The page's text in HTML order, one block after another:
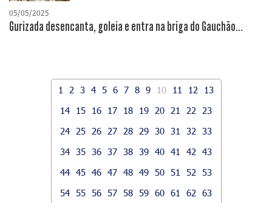
05/05/2025
Gurizada desencanta, goleia e entra na briga do Gauchão...
1 2 3 4 5 6 7 8 9 10 11 12
13
14
15 16 17 18 19 20 21 22
23
24
25 26 27 28 29 30 31 32
33
34 35 36 37 38 39 40 41 42
43
44 45 46 47 48 49 50 51 52
53
54 55 56 57 58 59 60 61 62
63